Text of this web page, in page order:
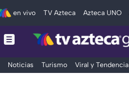
en vivo TV Azteca Azteca UNO
Noticias Turismo Viral y Tendencia